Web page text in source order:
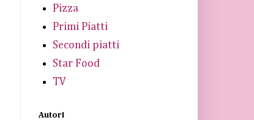
Pizza
Primi Piatti
Secondi piatti
Star Food
TV
Autori